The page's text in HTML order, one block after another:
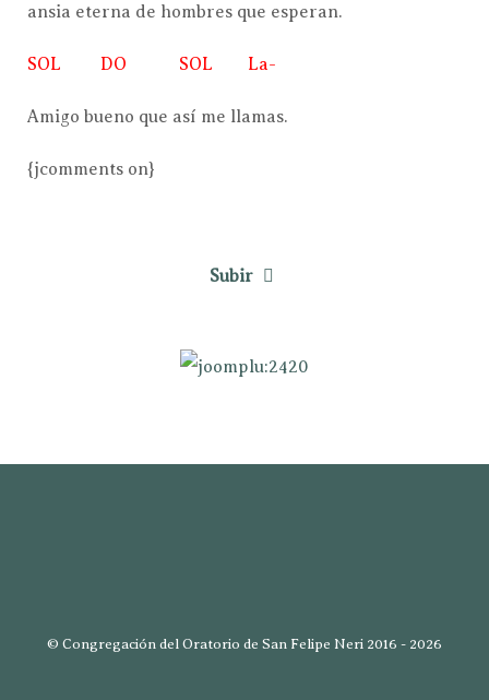
ansia eterna de hombres que esperan.
SOL DO SOL La-
Amigo bueno que así me llamas.
{jcomments on}
Subir
© Congregación del Oratorio de San Felipe Neri 2016 - 2026